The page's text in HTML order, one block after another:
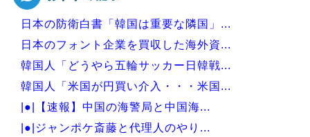
日本の防衛白書「韓国は重要な隣国」...
日本のフォント企業を買収した海外資...
韓国人「どうやら五輪サッカー日韓戦...
韓国人「米国が円買い介入・・・米国...
|●|【速報】中国の海警局と中国海...
|●|ジャンポケ斎藤と代理人のやり...